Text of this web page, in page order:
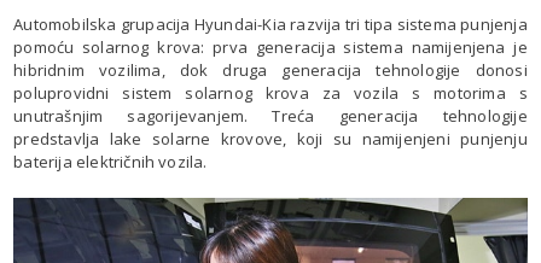
Automobilska grupacija Hyundai-Kia razvija tri tipa sistema punjenja
pomoću solarnog krova: prva generacija sistema namijenjena je
hibridnim vozilima, dok druga generacija tehnologije donosi
poluprovidni sistem solarnog krova za vozila s motorima s
unutrašnjim sagorijevanjem. Treća generacija tehnologije
predstavlja lake solarne krovove, koji su namijenjeni punjenju
baterija električnih vozila.